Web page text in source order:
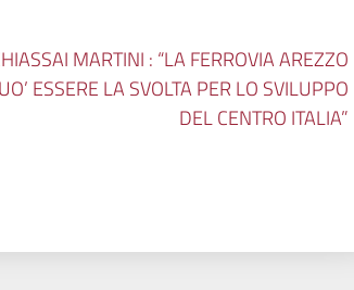
MARTINI : “LA FERROVIA AREZZO
ESSERE LA SVOLTA PER LO SVILUPPO
DEL CENTRO ITALIA”